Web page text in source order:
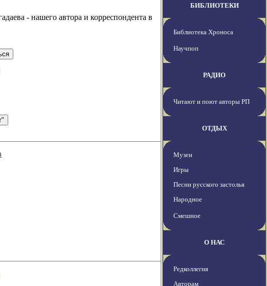
- нашего автора и корреспондента в
БИБЛИОТЕКИ
Библиотека Хроноса
Научпоп
РАДИО
Читают и поют авторы РП
ОТДЫХ
Музеи
Игры
Песни русского застолья
Народное
Смешное
О НАС
Редколлегия
Авторам